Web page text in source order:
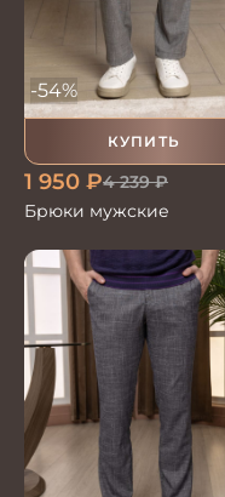
КУПИТЬ
-54%
1 950 ₽4 239₽
Брюки мужские